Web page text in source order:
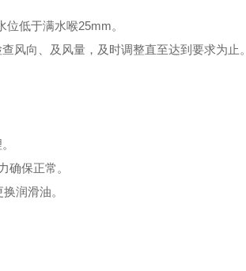
低于满水喉25mm。
风向、及风量，及时调整直至达到要求为止。
确保正常。
润滑油。